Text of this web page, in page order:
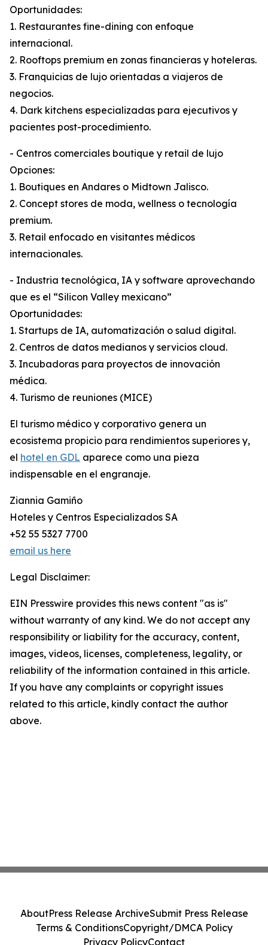
Oportunidades:
1. Restaurantes fine-dining con enfoque
internacional.
2. Rooftops premium en zonas financieras y hoteleras.
3. Franquicias de lujo orientadas a viajeros de
negocios.
4. Dark kitchens especializadas para ejecutivos y
pacientes post-procedimiento.
- Centros comerciales boutique y retail de lujo
Opciones:
1. Boutiques en Andares o Midtown Jalisco.
2. Concept stores de moda, wellness o tecnología
premium.
3. Retail enfocado en visitantes médicos
internacionales.
- Industria tecnológica, IA y software aprovechando
que es el “Silicon Valley mexicano”
Oportunidades:
1. Startups de IA, automatización o salud digital.
2. Centros de datos medianos y servicios cloud.
3. Incubadoras para proyectos de innovación
médica.
4. Turismo de reuniones (MICE)
El turismo médico y corporativo genera un
ecosistema propicio para rendimientos superiores y,
el hotel en GDL aparece como una pieza
indispensable en el engranaje.
Ziannia Gamiño
Hoteles y Centros Especializados SA
+52 55 5327 7700
email us here
Legal Disclaimer:
EIN Presswire provides this news content "as is"
without warranty of any kind. We do not accept any
responsibility or liability for the accuracy, content,
images, videos, licenses, completeness, legality, or
reliability of the information contained in this article.
If you have any complaints or copyright issues
related to this article, kindly contact the author
above.
AboutPress Release ArchiveSubmit Press Release
Terms & ConditionsCopyright/DMCA Policy
Privacy PolicyContact